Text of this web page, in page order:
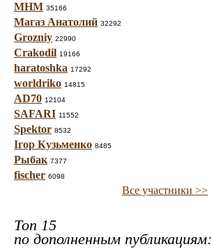
МНМ 35166
Магаз Анатолий 32292
Grozniy 22990
Crakodil 19166
haratoshka 17292
worldriko 14815
AD70 12104
SAFARI 11552
Spektor 8532
Ігор Кузьменко 8485
Рыбак 7377
fischer 6098
Все участники >>
Топ 15
по дополненным публикациям: